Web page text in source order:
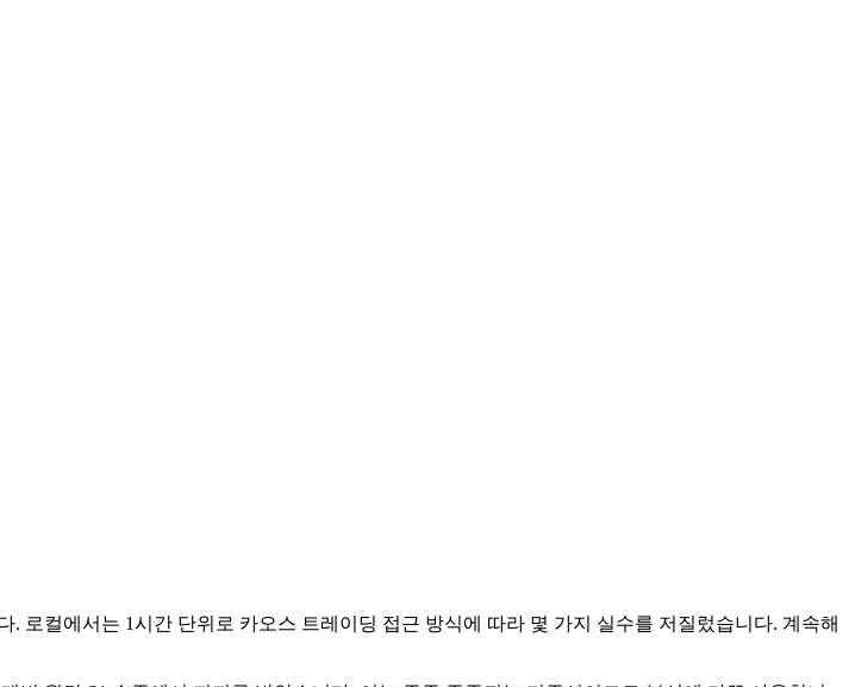
로컬에서는 1시간 단위로 카오스 트레이딩 접근 방식에 따라 몇 가지 실수를 저질렀습니다. 계속해